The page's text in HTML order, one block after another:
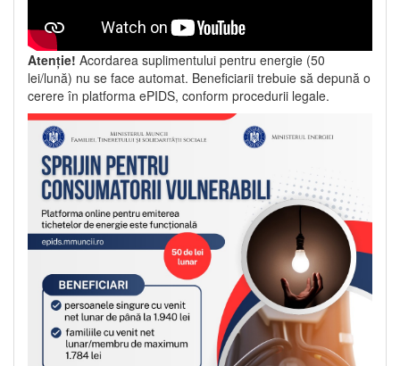
Atenție! Acordarea suplimentului pentru energie (50
lei/lună) nu se face automat. Beneficiarii trebuie să depună o
cerere în platforma ePIDS, conform procedurii legale.